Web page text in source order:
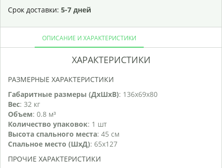
Срок доставки: 5-7 дней
ОПИСАНИЕ И ХАРАКТЕРИСТИКИ
ХАРАКТЕРИСТИКИ
РАЗМЕРНЫЕ ХАРАКТЕРИСТИКИ
Габаритные размеры (ДхШхВ): 136х69х80
Вес: 32 кг
Объем: 0.8 м³
Количество упаковок: 1 шт
Высота спального места: 45 см
Спальное место (ШхД): 65х127
ПРОЧИЕ ХАРАКТЕРИСТИКИ